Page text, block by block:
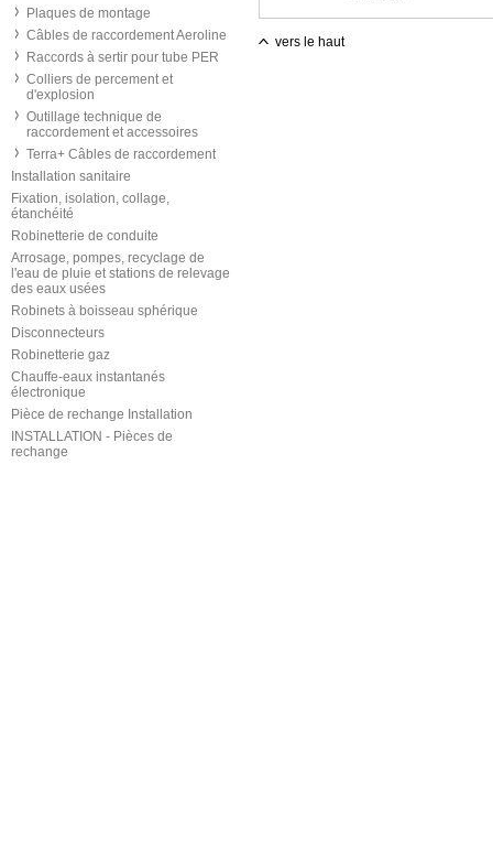
Plaques de montage
Câbles de raccordement Aeroline
Raccords à sertir pour tube PER
Colliers de percement et
d'explosion
Outillage technique de
raccordement et accessoires
Terra+ Câbles de raccordement
Installation sanitaire
Fixation, isolation, collage,
étanchéité
Robinetterie de conduite
Arrosage, pompes, recyclage de
l'eau de pluie et stations de relevage
des eaux usées
Robinets à boisseau sphérique
Disconnecteurs
Robinetterie gaz
Chauffe-eaux instantanés
électronique
Pièce de rechange Installation
INSTALLATION - Pièces de
rechange
vers le haut